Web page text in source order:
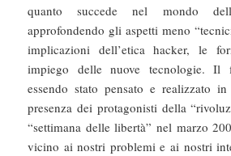
quanto succede nel mondo
approfondendo gli aspetti meno
implicazioni dell’etica hacker, le
impiego delle nuove tecnologie. Il
essendo stato pensato e realizzato
presenza dei protagonisti della
“settimana delle libertà” nel marzo
vicino ai nostri problemi e ai nostri